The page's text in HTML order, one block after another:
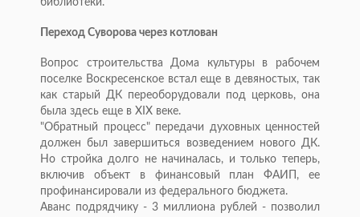
библиотеки.
Переход Суворова через котлован
Вопрос строительства Дома культуры в рабочем
поселке Воскресенское встал еще в девяностых, так
как старый ДК переоборудовали под церковь, она
была здесь еще в XIX веке.
"Обратный процесс" передачи духовных ценностей
должен был завершиться возведением нового ДК.
Но стройка долго не начиналась, и только теперь,
включив объект в финансовый план ФАИП, ее
профинансировали из федерального бюджета.
Аванс подрядчику - 3 миллиона рублей - позволил